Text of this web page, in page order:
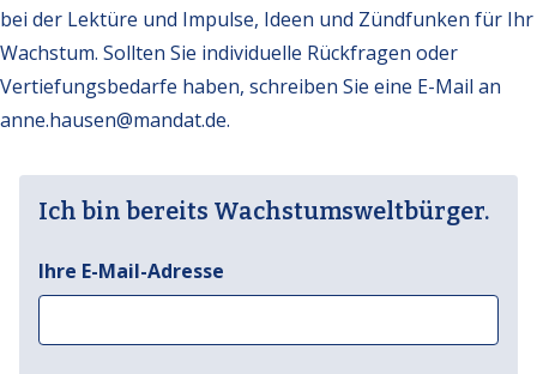
bei der Lektüre und Impulse, Ideen und Zündfunken für Ihr
Wachstum. Sollten Sie individuelle Rückfragen oder
Vertiefungsbedarfe haben, schreiben Sie eine E-Mail an
anne.hausen@mandat.de.
Ich bin bereits Wachstumsweltbürger.
Ihre E-Mail-Adresse